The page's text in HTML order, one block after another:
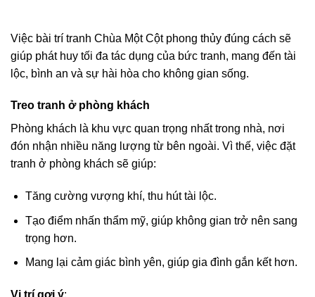
Việc bài trí tranh Chùa Một Cột phong thủy đúng cách sẽ
giúp phát huy tối đa tác dụng của bức tranh, mang đến tài
lộc, bình an và sự hài hòa cho không gian sống.
Treo tranh ở phòng khách
Phòng khách là khu vực quan trọng nhất trong nhà, nơi
đón nhận nhiều năng lượng từ bên ngoài. Vì thế, việc đặt
tranh ở phòng khách sẽ giúp:
Tăng cường vượng khí, thu hút tài lộc.
Tạo điểm nhấn thẩm mỹ, giúp không gian trở nên sang
trọng hơn.
Mang lại cảm giác bình yên, giúp gia đình gắn kết hơn.